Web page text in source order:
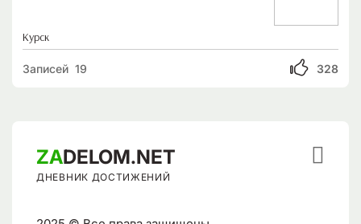
Курск
328
Записей 19
ZADELOM.NET
ДНЕВНИК ДОСТИЖЕНИЙ
